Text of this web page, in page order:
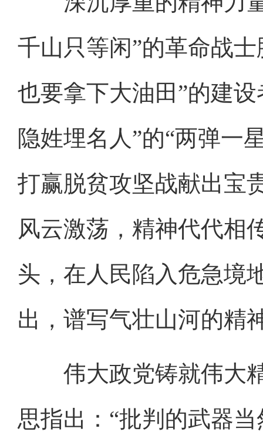
千山只等闲”的革命战
也要拿下大油田”的建
隐姓埋名人”的“两弹一
打赢脱贫攻坚战献出
风云激荡，精神代代相
头，在人民陷入危急境
出，谱写气壮山河的精
伟大政党铸就伟大精
思指出：“批判的武器